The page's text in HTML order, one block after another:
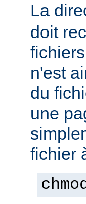
La
doit
n'est
du
une
fichier